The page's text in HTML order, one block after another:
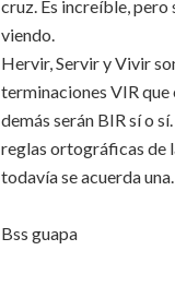
cruz. Es increíble, pero
viendo.
Hervir, Servir y Vivir
terminaciones VIR que
demás serán BIR sí o
reglas ortográficas de
todavía se acuerda una.
Bss guapa